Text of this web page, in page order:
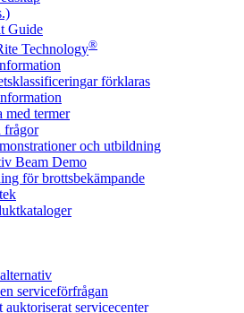
Guide
Technology®
förklaras
med termer
frågor
och utbildning
Beam Demo
för brottsbekämpande
serviceförfrågan
auktoriserat servicecenter